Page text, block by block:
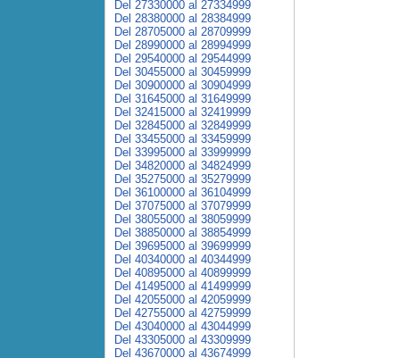
Del 27330000 al 27334999
Del 28380000 al 28384999
Del 28705000 al 28709999
Del 28990000 al 28994999
Del 29540000 al 29544999
Del 30455000 al 30459999
Del 30900000 al 30904999
Del 31645000 al 31649999
Del 32415000 al 32419999
Del 32845000 al 32849999
Del 33455000 al 33459999
Del 33995000 al 33999999
Del 34820000 al 34824999
Del 35275000 al 35279999
Del 36100000 al 36104999
Del 37075000 al 37079999
Del 38055000 al 38059999
Del 38850000 al 38854999
Del 39695000 al 39699999
Del 40340000 al 40344999
Del 40895000 al 40899999
Del 41495000 al 41499999
Del 42055000 al 42059999
Del 42755000 al 42759999
Del 43040000 al 43044999
Del 43305000 al 43309999
Del 43670000 al 43674999